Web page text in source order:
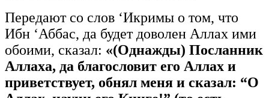
Передают со слов ‘Икримы о том, что
Ибн ‘Аббас, да будет доволен Аллах ими
обоими, сказал: «(Однажды) Посланник
Аллаха, да благословит его Аллах и
приветствует, обнял меня и сказал: “О